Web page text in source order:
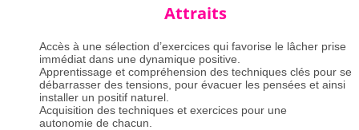
Attraits
Accès à une sélection d’exercices qui favorise le lâcher prise
immédiat dans une dynamique positive.
Apprentissage et compréhension des techniques clés pour se
débarrasser des tensions, pour évacuer les pensées et ainsi
installer un positif naturel.
Acquisition des techniques et exercices pour une
autonomie de chacun.